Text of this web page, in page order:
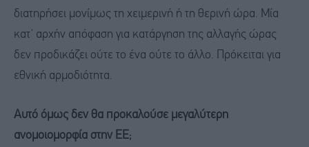
διατηρήσει μονίμως τη χειμερινή ή τη θερινή ώρα. Μία
κατ' αρχήν απόφαση για κατάργηση της αλλαγής ώρας
δεν προδικάζει ούτε το ένα ούτε το άλλο. Πρόκειται για
εθνική αρμοδιότητα.
Αυτό όμως δεν θα προκαλούσε μεγαλύτερη
ανομοιομορφία στην ΕΕ;